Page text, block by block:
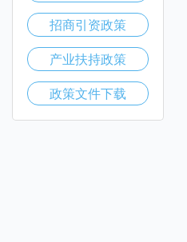
招商引资政策
产业扶持政策
政策文件下载